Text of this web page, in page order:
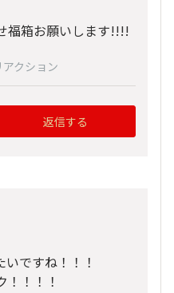
福箱お願いします!!!!
アクション
返信する
ですね！！！
！！！